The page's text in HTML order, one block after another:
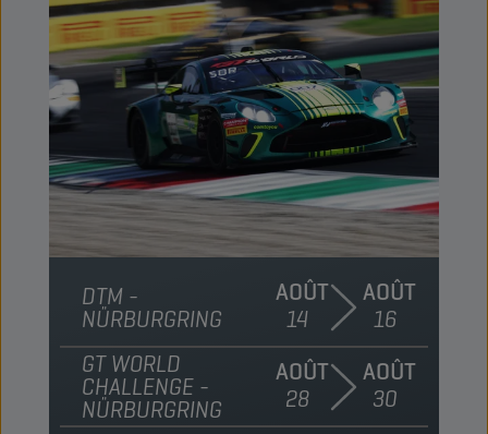
AOÛT
14
AOÛT
16
DTM -
NÜRBURGRING
AOÛT
28
AOÛT
30
GT WORLD
CHALLENGE -
NÜRBURGRING